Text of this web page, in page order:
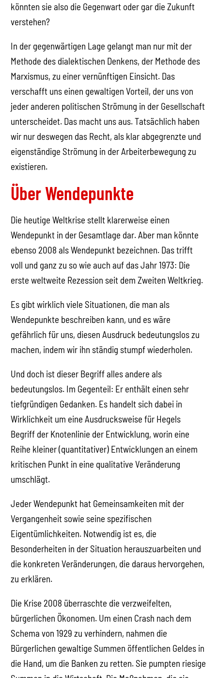
könnten sie also die Gegenwart oder gar die Zukunft
verstehen?
In der gegenwärtigen Lage gelangt man nur mit der
Methode des dialektischen Denkens, der Methode des
Marxismus, zu einer vernünftigen Einsicht. Das
verschafft uns einen gewaltigen Vorteil, der uns von
jeder anderen politischen Strömung in der Gesellschaft
unterscheidet. Das macht uns aus. Tatsächlich haben
wir nur deswegen das Recht, als klar abgegrenzte und
eigenständige Strömung in der Arbeiterbewegung zu
existieren.
Über Wendepunkte
Die heutige Weltkrise stellt klarerweise einen
Wendepunkt in der Gesamtlage dar. Aber man könnte
ebenso 2008 als Wendepunkt bezeichnen. Das trifft
voll und ganz zu so wie auch auf das Jahr 1973: Die
erste weltweite Rezession seit dem Zweiten Weltkrieg.
Es gibt wirklich viele Situationen, die man als
Wendepunkte beschreiben kann, und es wäre
gefährlich für uns, diesen Ausdruck bedeutungslos zu
machen, indem wir ihn ständig stumpf wiederholen.
Und doch ist dieser Begriff alles andere als
bedeutungslos. Im Gegenteil: Er enthält einen sehr
tiefgründigen Gedanken. Es handelt sich dabei in
Wirklichkeit um eine Ausdrucksweise für Hegels
Begriff der Knotenlinie der Entwicklung, worin eine
Reihe kleiner (quantitativer) Entwicklungen an einem
kritischen Punkt in eine qualitative Veränderung
umschlägt.
Jeder Wendepunkt hat Gemeinsamkeiten mit der
Vergangenheit sowie seine spezifischen
Eigentümlichkeiten. Notwendig ist es, die
Besonderheiten in der Situation herauszuarbeiten und
die konkreten Veränderungen, die daraus hervorgehen,
zu erklären.
Die Krise 2008 überraschte die verzweifelten,
bürgerlichen Ökonomen. Um einen Crash nach dem
Schema von 1929 zu verhindern, nahmen die
Bürgerlichen gewaltige Summen öffentlichen Geldes in
die Hand, um die Banken zu retten. Sie pumpten riesige